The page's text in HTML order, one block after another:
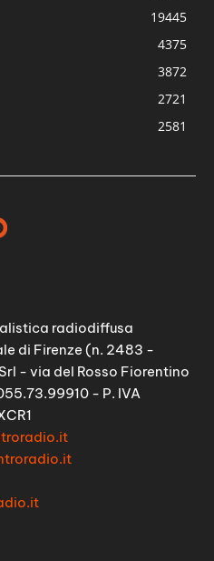
19445
4375
3872
2721
2581
radiodiffusa
di Firenze (n. 2483 -
- via del Rosso Fiorentino
- P. IVA